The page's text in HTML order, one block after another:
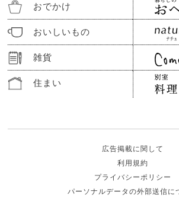
おでかけ
おいしいもの
雑貨
住まい
広告掲載に関して
利用規約
プライバシーポリシー
パーソナルデータの外部送信に